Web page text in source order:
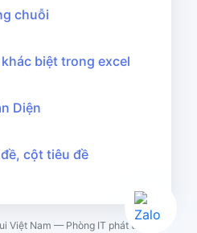
chuỗi
biệt trong excel
Diện
cột tiêu đề
Việt Nam — Phòng IT phát triển.